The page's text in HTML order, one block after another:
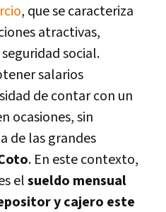
, que se caracteriza
atractivas,
social.
salarios
de contar con un
ocasiones, sin
de las grandes
. En este contexto,
elsueldo mensual
y cajero este